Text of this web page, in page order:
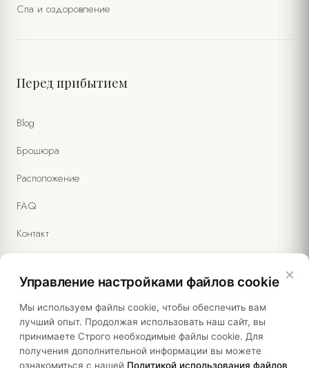
Спа и оздоровление
Перед прибытием
Blog
Брошюра
Расположение
FAQ
Контакт
Правовая информация
Политики
×
Управление настройками файлов cookie
Мы используем файлы cookie, чтобы обеспечить вам
лучший опыт. Продолжая использовать наш сайт, вы
принимаете Строго необходимые файлы cookie. Для
получения дополнительной информации вы можете
ознакомиться с нашей Политикой использования файлов